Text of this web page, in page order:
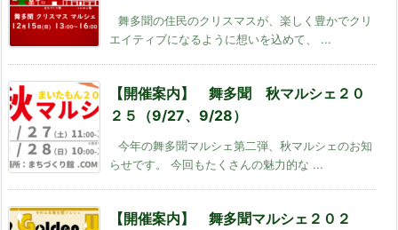
舞多聞の住民のクリスマスが、楽しく豊かでクリ
エイティブになるように想いを込めて、 ...
【開催案内】 舞多聞 秋マルシェ２０
２５（9/27、9/28）
今年の舞多聞マルシェ第二弾、秋マルシェのお知
らせです。 今回もたくさんの魅力的な ...
【開催案内】 舞多聞マルシェ２０２